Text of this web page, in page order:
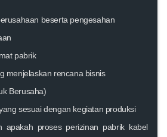
beserta pengesahan
pabrik
menjelaskan rencana bisnis
Berusaha)
sesuai dengan kegiatan produksi
apakah proses perizinan pabrik kabel